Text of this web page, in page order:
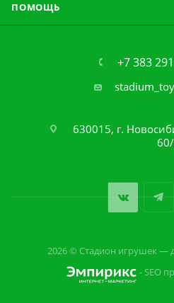
ПОМОЩЬ
+7 383
630015, г.
2026 © Стадион игрушек —
- SEO